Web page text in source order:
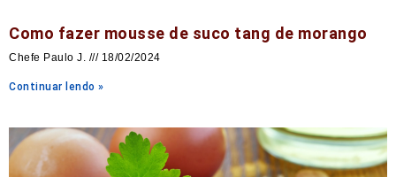
Como fazer mousse de suco tang de morango
Chefe Paulo J. 18/02/2024
Continuar lendo »